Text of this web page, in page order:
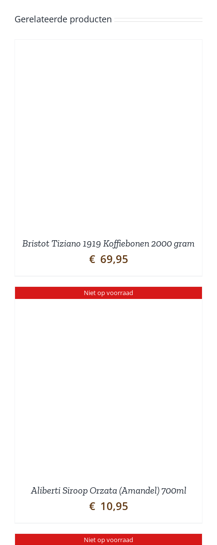
Gerelateerde producten
Bristot Tiziano 1919 Koffiebonen 2000 gram
€ 69,95
Niet op voorraad
Aliberti Siroop Orzata (Amandel) 700ml
€ 10,95
Niet op voorraad